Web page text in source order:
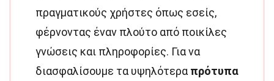
πραγματικούς χρήστες όπως εσείς,
φέρνοντας έναν πλούτο από ποικίλες
γνώσεις και πληροφορίες. Για να
διασφαλίσουμε τα υψηλότερα πρότυπα